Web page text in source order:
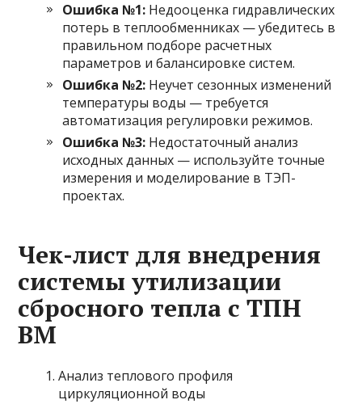
Ошибка №1: Недооценка гидравлических
потерь в теплообменниках — убедитесь в
правильном подборе расчетных
параметров и балансировке систем.
Ошибка №2: Неучет сезонных изменений
температуры воды — требуется
автоматизация регулировки режимов.
Ошибка №3: Недостаточный анализ
исходных данных — используйте точные
измерения и моделирование в ТЭП-
проектах.
Чек-лист для внедрения
системы утилизации
сбросного тепла с ТПН
ВМ
Анализ теплового профиля
циркуляционной воды